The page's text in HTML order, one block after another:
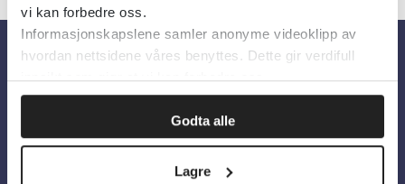
vi kan forbedre oss.
Informasjonskapslene samler anonyme videoklipp av
hvordan nettsidene våres benyttes. Dette gir verdifull
innsikt som gjør at vi kan forbedre oss.
Godta alle
Lagre
Om oss
Om Helsebiblioteket
Personvern og informasjonskapsler